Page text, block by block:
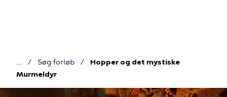
Brødkrumme
Søg forløb
Hopper og det mystiske
Murmeldyr